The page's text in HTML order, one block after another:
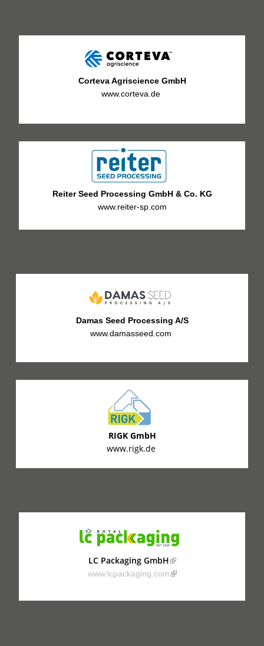
Corteva Agriscience GmbH
www.corteva.de
Reiter Seed Processing GmbH & Co. KG
www.reiter-sp.com
Damas Seed Processing A/S
www.damasseed.com
RIGK GmbH
www.rigk.de
LC Packaging GmbH(link is external)
www.lcpackaging.com(link is external)